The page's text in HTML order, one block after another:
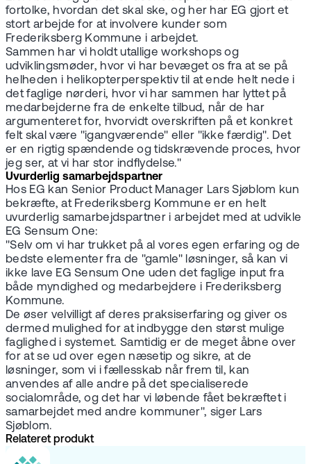
fortolke, hvordan det skal ske, og her har EG gjort et
stort arbejde for at involvere kunder som
Frederiksberg Kommune i arbejdet.
Sammen har vi holdt utallige workshops og
udviklingsmøder, hvor vi har bevæget os fra at se på
helheden i helikopterperspektiv til at ende helt nede i
det faglige nørderi, hvor vi har sammen har lyttet på
medarbejderne fra de enkelte tilbud, når de har
argumenteret for, hvorvidt overskriften på et konkret
felt skal være "igangværende" eller "ikke færdig". Det
er en rigtig spændende og tidskrævende proces, hvor
jeg ser, at vi har stor indflydelse."
Uvurderlig samarbejdspartner
Hos EG kan Senior Product Manager Lars Sjøblom kun
bekræfte, at Frederiksberg Kommune er en helt
uvurderlig samarbejdspartner i arbejdet med at udvikle
EG Sensum One:
"Selv om vi har trukket på al vores egen erfaring og de
bedste elementer fra de "gamle" løsninger, så kan vi
ikke lave EG Sensum One uden det faglige input fra
både myndighed og medarbejdere i Frederiksberg
Kommune.
De øser velvilligt af deres praksiserfaring og giver os
dermed mulighed for at indbygge den størst mulige
faglighed i systemet. Samtidig er de meget åbne over
for at se ud over egen næsetip og sikre, at de
løsninger, som vi i fællesskab når frem til, kan
anvendes af alle andre på det specialiserede
socialområde, og det har vi løbende fået bekræftet i
samarbejdet med andre kommuner", siger Lars
Sjøblom.
Relateret produkt